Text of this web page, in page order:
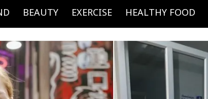
BEAUTY EXERCISE HEALTHY FOOD